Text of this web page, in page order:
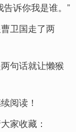
诉你我是谁。”
卫国走了两
句话就让懒猴
阅读！
家收藏：